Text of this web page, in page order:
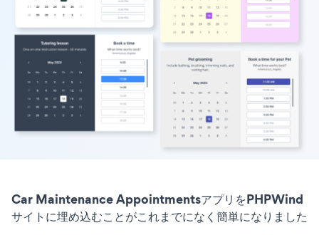
Car Maintenance AppointmentsアプリをPHPWind
サイトに埋め込むことがこれまでになく簡単になりました